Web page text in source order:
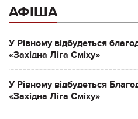
АФІША
У Рівному відбудеться
«Західна Ліга Сміху»
У Рівному відбудеться
«Західна Ліга Сміху»